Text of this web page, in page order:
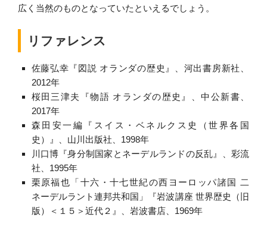
広く当然のものとなっていたといえるでしょう。
リファレンス
佐藤弘幸『図説 オランダの歴史』、河出書房新社、
2012年
桜田三津夫『物語 オランダの歴史』、中公新書、
2017年
森田安一編『スイス・ベネルクス史（世界各国
史）』、山川出版社、1998年
川口博『身分制国家とネーデルランドの反乱』、彩流
社、1995年
栗原福也「十六・十七世紀の西ヨーロッパ諸国 二
ネーデルラント連邦共和国」『岩波講座 世界歴史（旧
版）＜１５＞近代２』、岩波書店、1969年